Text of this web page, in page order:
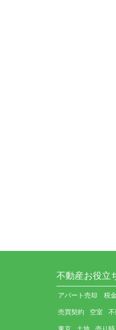
不動産お役立
アパート売却 税金
売買契約 空室